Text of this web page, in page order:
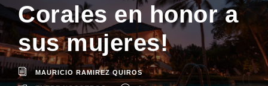
Corales en honor a
sus mujeres!
MAURICIO RAMIREZ QUIROS